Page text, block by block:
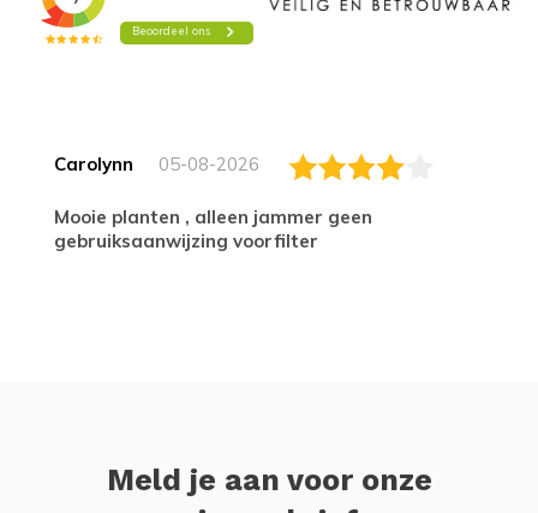
Carolynn 05-08-2026
Mooie planten , alleen jammer geen
gebruiksaanwijzing voorfilter
Meld je aan voor onze